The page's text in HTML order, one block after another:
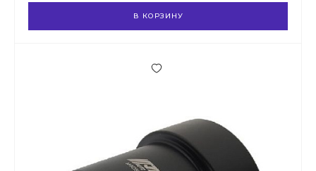
В КОРЗИНУ